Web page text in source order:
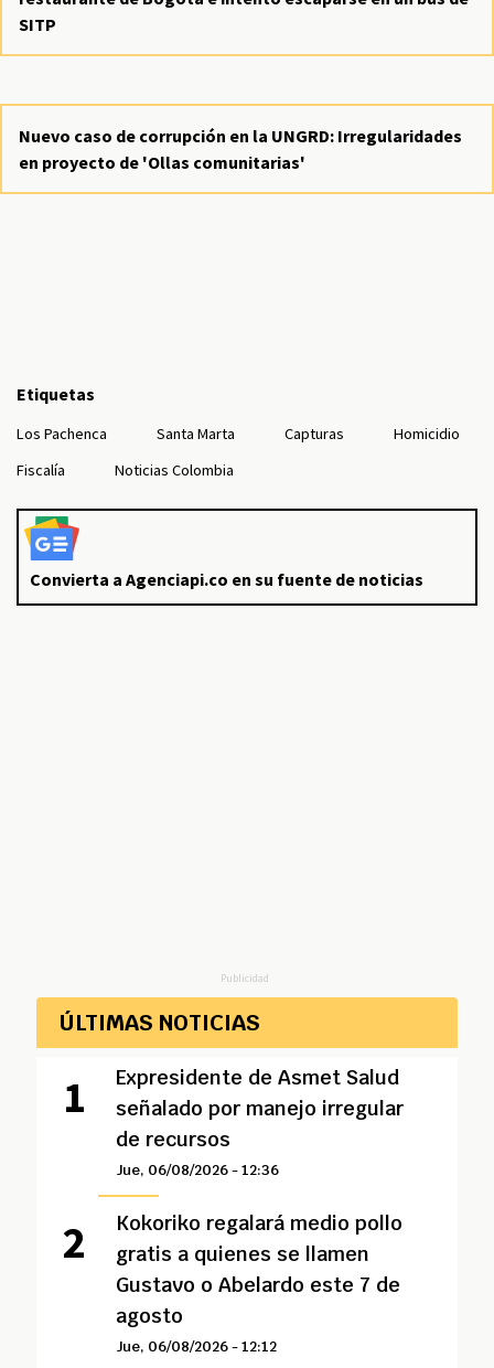
SITP
Nuevo caso de corrupción en la UNGRD: Irregularidades
en proyecto de 'Ollas comunitarias'
Etiquetas
Los Pachenca Santa Marta Capturas
Homicidio
Fiscalía
Noticias Colombia
Convierta a Agenciapi.co en su fuente de noticias
Publicidad
ÚLTIMAS NOTICIAS
Expresidente de Asmet Salud
señalado por manejo irregular
de recursos
Jue, 06/08/2026 - 12:36
Kokoriko regalará medio pollo
gratis a quienes se llamen
Gustavo o Abelardo este 7 de
agosto
Jue, 06/08/2026 - 12:12